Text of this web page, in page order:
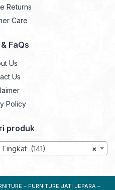
Returns
Care
FaQs
Us
Us
Policy
produk
×
(141)
– FURNITURE JATI JEPARA –